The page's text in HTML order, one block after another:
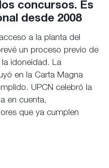
concursos. Es
desde 2008
a la planta del
un proceso previo de
idoneidad. La
en la Carta Magna
UPCN celebró la
en cuenta,
que ya cumplen